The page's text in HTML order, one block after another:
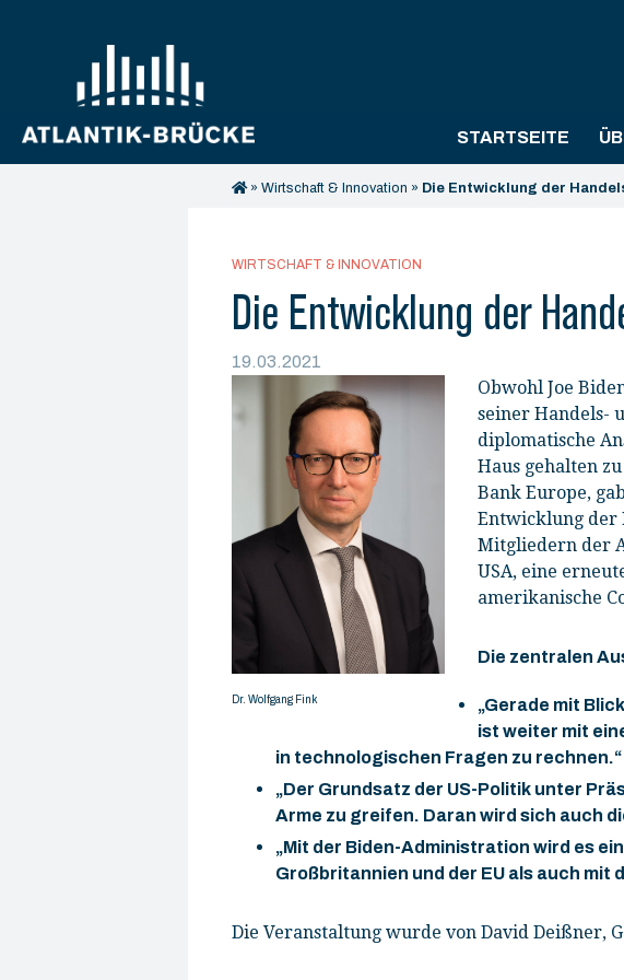
STARTSEITE
» Wirtschaft & Innovation » Die Entwicklung der
WIRTSCHAFT & INNOVATION
Die Entwicklung der
19.03.2021
Dr. Wolfgang Fink
Obwohl Joe
seiner Handels-
diplomatische
Haus gehalten
Bank Europe,
Entwicklung der
Mitgliedern der
USA, eine
amerikanische
Die zentralen
„Gerade mit
ist weiter mit
in technologischen Fragen zu rechnen.“
„Der Grundsatz der US-Politik unter
Arme zu greifen. Daran wird sich auch
„Mit der Biden-Administration wird es
Großbritannien und der EU als auch mit
Die Veranstaltung wurde von David Deißner,